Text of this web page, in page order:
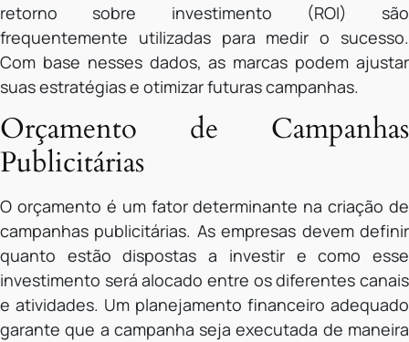
retorno sobre investimento (ROI) são
frequentemente utilizadas para medir o sucesso.
Com base nesses dados, as marcas podem ajustar
suas estratégias e otimizar futuras campanhas.
Orçamento de Campanhas
Publicitárias
O orçamento é um fator determinante na criação de
campanhas publicitárias. As empresas devem definir
quanto estão dispostas a investir e como esse
investimento será alocado entre os diferentes canais
e atividades. Um planejamento financeiro adequado
garante que a campanha seja executada de maneira